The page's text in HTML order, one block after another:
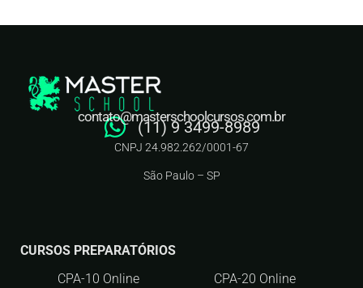
(11) 9 3499-8989
contato@masterschoolcursos.com.br
CNPJ 24.982.262/0001-67
São Paulo – SP
CURSOS PREPARATÓRIOS
CPA-10 Online
CPA-20 Online